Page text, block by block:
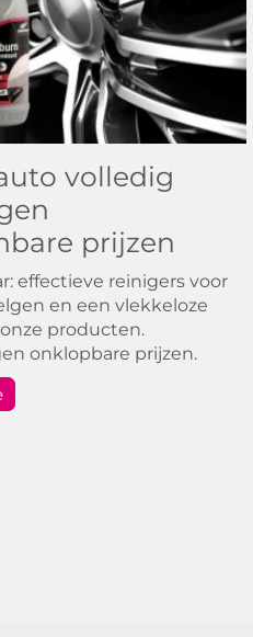
volledig
prijzen
effectieve reinigers voor
en een vlekkeloze
producten.
onklopbare prijzen.